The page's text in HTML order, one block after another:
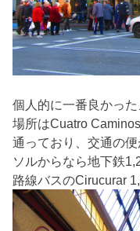
個人的に一番良かった
場所はCuatro
通っており、交通の便
ソルからなら地下鉄
路線バスのCirucurar